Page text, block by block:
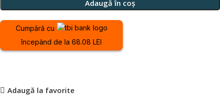
Adaugă în coș
Cumpără cu
începând de la 68.08 LEI
Adaugă la favorite